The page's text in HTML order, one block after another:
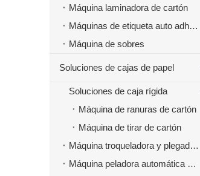
Máquina laminadora de cartón
Máquinas de etiqueta auto adhesivas
Máquina de sobres
Soluciones de cajas de papel
Soluciones de caja rígida
Máquina de ranuras de cartón
Máquina de tirar de cartón
Máquina troqueladora y plegadora
Máquina peladora automática de cajas de papel